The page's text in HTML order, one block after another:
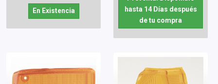
En Existencia
hasta 14 Días después
de tu compra